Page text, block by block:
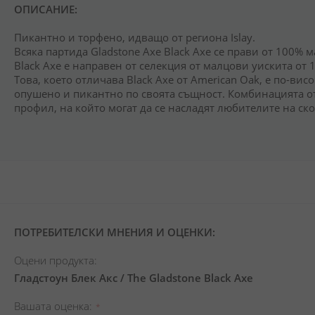
ОПИСАНИЕ:
Пикантно и торфено, идващо от региона Islay.
Всяка партида Gladstone Axe Black Axe се прави от
Black Axe е направен от селекция от малцови уискита
Това, което отличава Black Axe от American Oak, е по-
опушено и пикантно по своята същност. Комбинацията
профил, на който могат да се насладят любителите на
ПОТРЕБИТЕЛСКИ МНЕНИЯ И ОЦЕНКИ:
Оцени продукта:
Гладстоун Блек Акс / The Gladstone Black Axe
Вашата оценка